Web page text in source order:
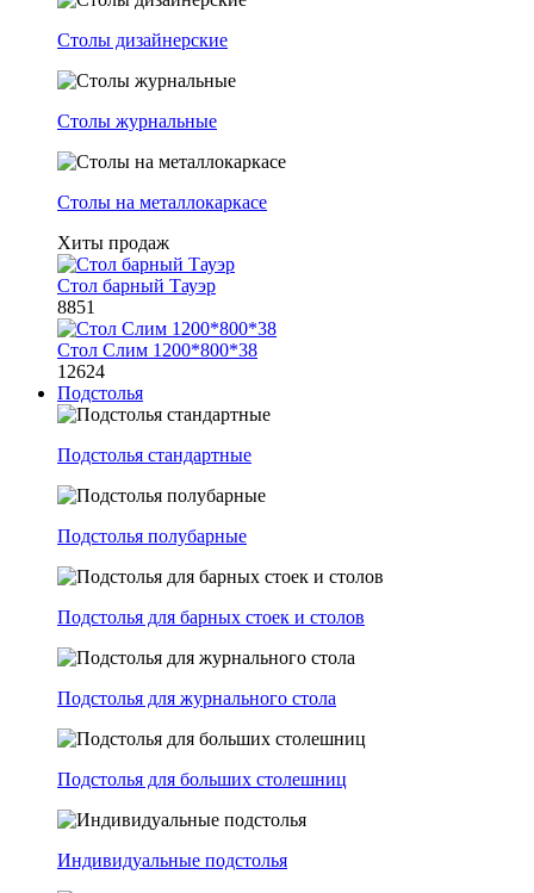
Столы дизайнерские
Столы журнальные
Столы на металлокаркасе
Хиты продаж
Стол барный Тауэр
8851
Стол Слим 1200*800*38
12624
Подстолья
Подстолья стандартные
Подстолья полубарные
Подстолья для барных стоек и столов
Подстолья для журнального стола
Подстолья для больших столешниц
Индивидуальные подстолья